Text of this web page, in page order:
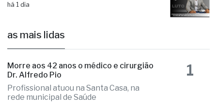
há 1 dia
as mais lidas
Morre aos 42 anos o médico e cirurgião
Dr. Alfredo Pio
Profissional atuou na Santa Casa, na
rede municipal de Saúde
1